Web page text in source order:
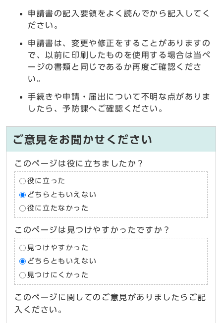
申請書の記入要領をよく読んでから記入してく
ださい。
申請書は、変更や修正をすることがありますの
で、以前に印刷したものを使用する場合は当ペ
ージの書類と同じであるか再度ご確認くださ
い。
手続きや申請・届出について不明な点がありま
したら、予防課へご確認ください。
ご意見をお聞かせください
このページは役に立ちましたか？
役に立った
どちらともいえない
役に立たなかった
このページは見つけやすかったですか？
見つけやすかった
どちらともいえない
見つけにくかった
このページに関してのご意見がありましたらご記
入ください。